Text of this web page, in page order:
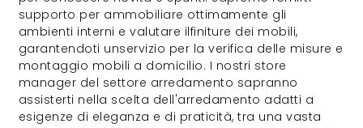
supporto per ammobiliare ottimamente gli
ambienti interni e valutare ilfiniture dei mobili,
garantendoti unservizio per la verifica delle misure e
montaggio mobili a domicilio. I nostri store
manager del settore arredamento sapranno
assisterti nella scelta dell'arredamento adatti a
esigenze di eleganza e di praticità, tra una vasta